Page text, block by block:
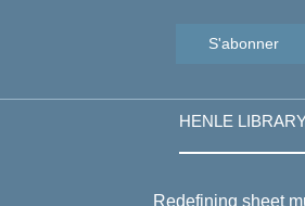
S'abonner
HENLE
Redefining sheet